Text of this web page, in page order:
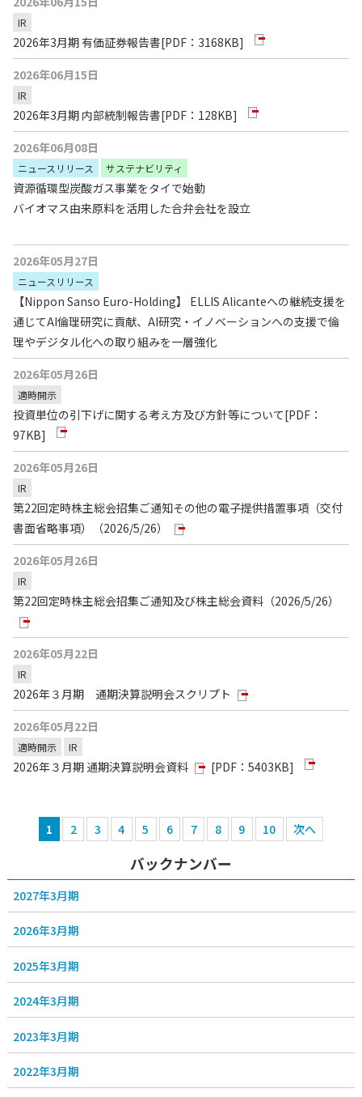
IR
2026年3月期 有価証券報告書[PDF：3168KB]
2026年06月15日
IR
2026年3月期 内部統制報告書[PDF：128KB]
2026年06月08日
ニュースリリース サステナビリティ
資源循環型炭酸ガス事業をタイで始動
バイオマス由来原料を活用した合弁会社を設立
2026年05月27日
ニュースリリース
【Nippon Sanso Euro-Holding】 ELLIS Alicanteへの継続支援を
通じてAI倫理研究に貢献、AI研究・イノベーションへの支援で倫
理やデジタル化への取り組みを一層強化
2026年05月26日
適時開示
投資単位の引下げに関する考え方及び方針等について[PDF：
97KB]
2026年05月26日
IR
第22回定時株主総会招集ご通知その他の電子提供措置事項（交付
書面省略事項）（2026/5/26）
2026年05月26日
IR
第22回定時株主総会招集ご通知及び株主総会資料（2026/5/26）
2026年05月22日
IR
2026年３月期 通期決算説明会スクリプト
2026年05月22日
適時開示 IR
2026年３月期 通期決算説明会資料 [PDF：5403KB]
1 2 3 4 5 6 7 8 9 10 次へ
バックナンバー
2027年3月期
2026年3月期
2025年3月期
2024年3月期
2023年3月期
2022年3月期